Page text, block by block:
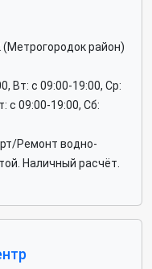
район)
Вт: c 09:00-19:00, Ср:
c 09:00-19:00, Сб:
Ремонт водно-
Наличный расчёт.